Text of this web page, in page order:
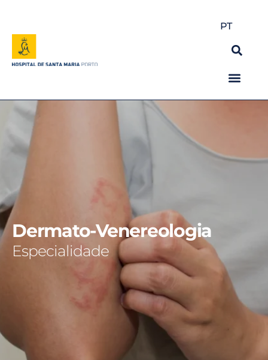
PT
Dermato-Venereologia
Especialidade